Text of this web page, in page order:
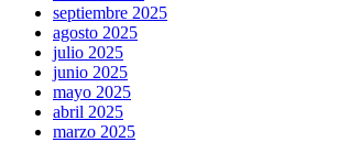
septiembre 2025
agosto 2025
julio 2025
junio 2025
mayo 2025
abril 2025
marzo 2025